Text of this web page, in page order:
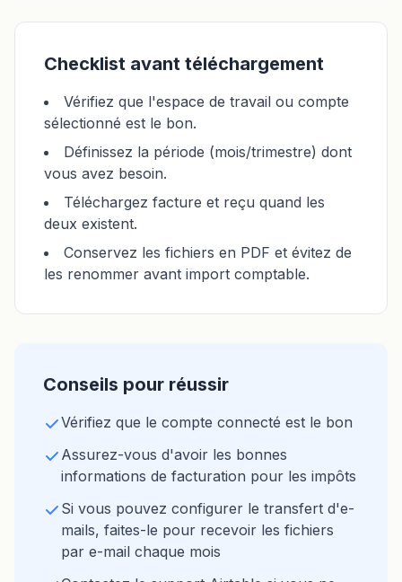
Checklist avant téléchargement
Vérifiez que l'espace de travail ou compte
sélectionné est le bon.
Définissez la période (mois/trimestre) dont
vous avez besoin.
Téléchargez facture et reçu quand les
deux existent.
Conservez les fichiers en PDF et évitez de
les renommer avant import comptable.
Conseils pour réussir
Vérifiez que le compte connecté est le bon
Assurez-vous d'avoir les bonnes
informations de facturation pour les impôts
Si vous pouvez configurer le transfert d'e-
mails, faites-le pour recevoir les fichiers
par e-mail chaque mois